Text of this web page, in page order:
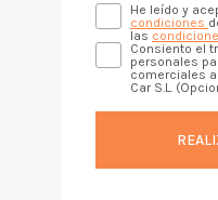
He leído y
condiciones
las
Consiento el
personales
comerciales
Car S.L.